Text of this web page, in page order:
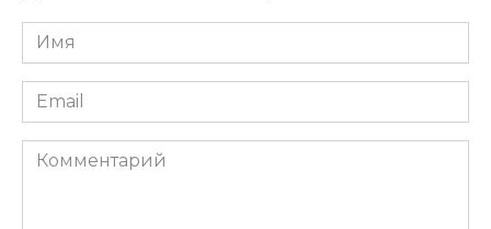
Имя
*
Email
*
Комментарий